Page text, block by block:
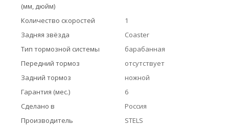
(мм, дюйм)
Количество скоростей
1
Задняя звёзда
Coaster
Тип тормозной системы
барабанная
Передний тормоз
отсутствует
Задний тормоз
ножной
Гарантия (мес.)
6
Сделано в
Россия
Производитель
STELS